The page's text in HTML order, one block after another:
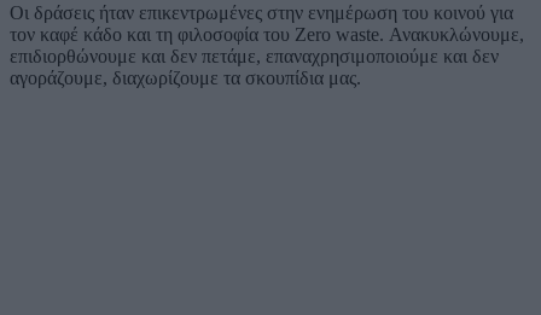
Οι δράσεις ήταν επικεντρωμένες στην ενημέρωση του κοινού για
τον καφέ κάδο και τη φιλοσοφία του Zero waste. Ανακυκλώνουμε,
επιδιορθώνουμε και δεν πετάμε, επαναχρησιμοποιούμε και δεν
αγοράζουμε, διαχωρίζουμε τα σκουπίδια μας.